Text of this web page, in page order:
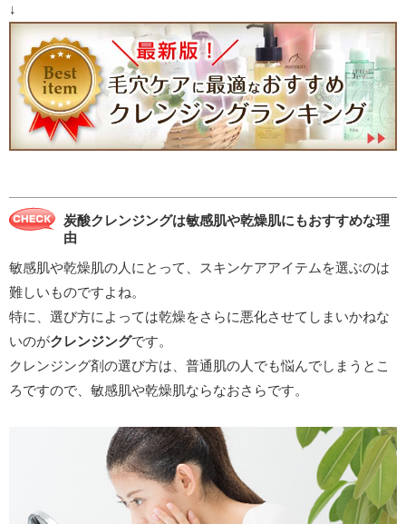
↓
炭酸クレンジングは敏感肌や乾燥肌にもおすすめな理
由
敏感肌や乾燥肌の人にとって、スキンケアアイテムを選ぶのは
難しいものですよね。
特に、選び方によっては乾燥をさらに悪化させてしまいかねな
いのがクレンジングです。
クレンジング剤の選び方は、普通肌の人でも悩んでしまうとこ
ろですので、敏感肌や乾燥肌ならなおさらです。